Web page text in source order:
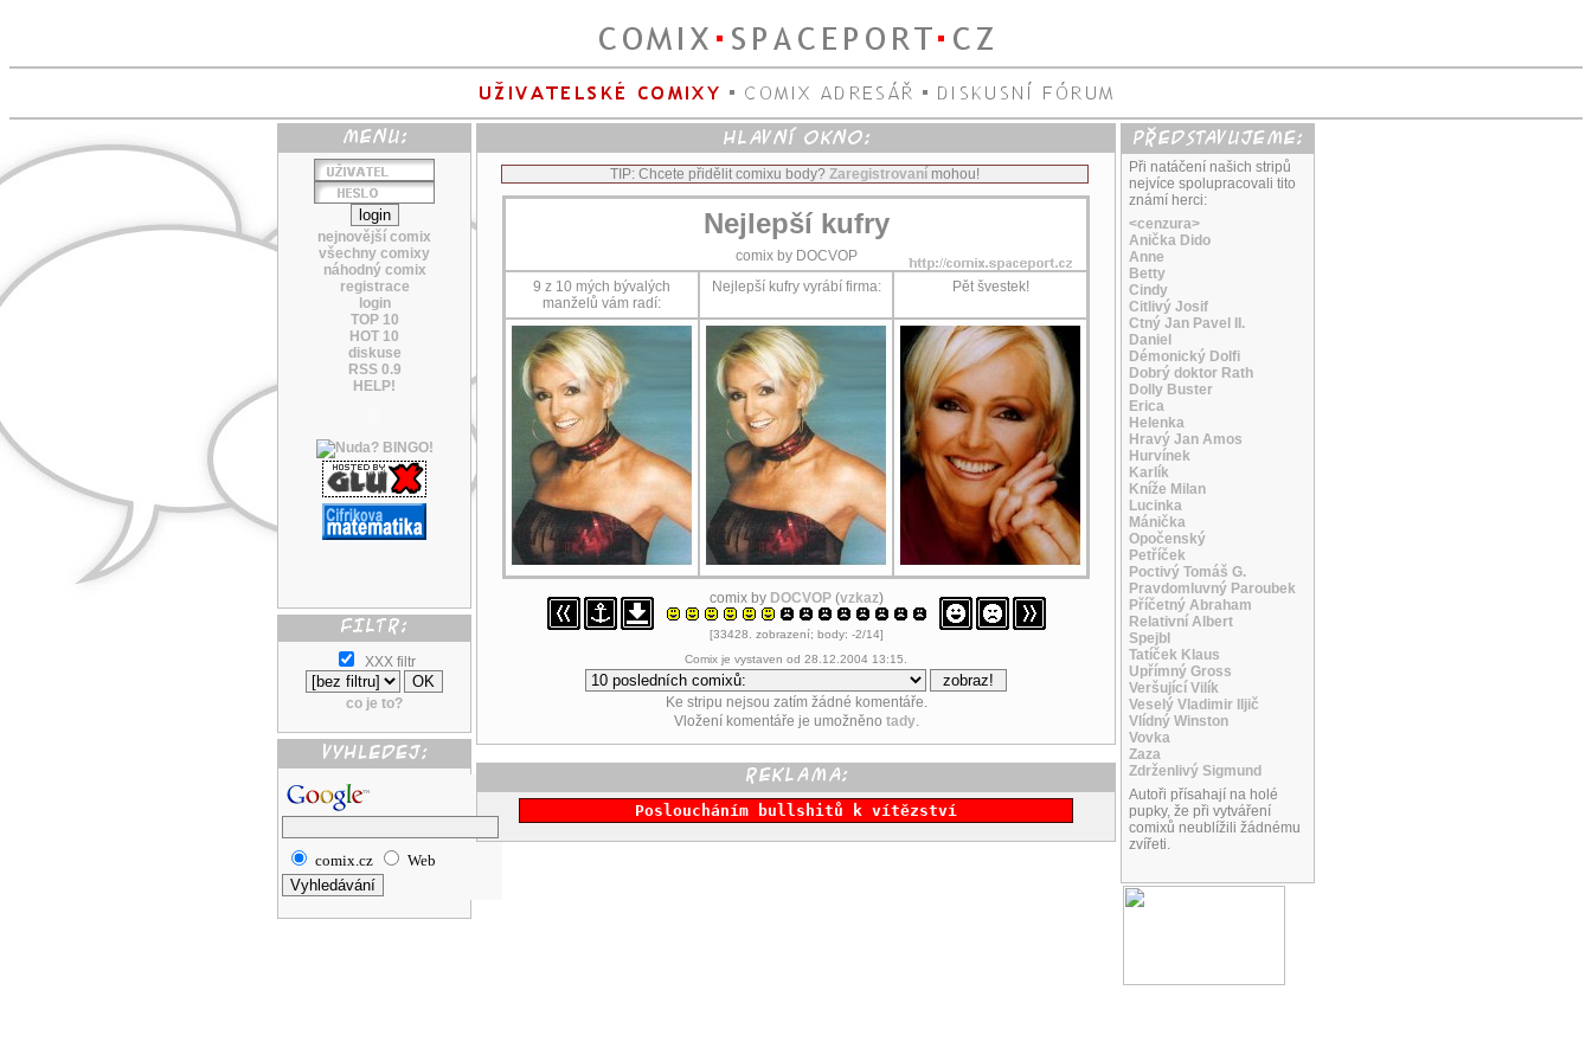
nejnovější comix
všechny comixy
náhodný comix
registrace
login
TOP 10
HOT 10
diskuse
RSS 0.9
HELP!
XXX filtr
co je to?
comix.cz Web
TIP: Chcete přidělit comixu body? Zaregistrovaní mohou!
Nejlepší kufry
comix by DOCVOP
9 z 10 mých bývalých
manželů vám radí:
Nejlepší kufry vyrábí firma: Pět švestek!
comix by DOCVOP(vzkaz)
[33428. zobrazení; body: -2/14]
Comix je vystaven od 28.12.2004 13:15.
Ke stripu nejsou zatím žádné komentáře.
Vložení komentáře je umožněno tady.
Posloucháním bullshitů k vítězství
Při natáčení našich stripů
nejvíce spolupracovali tito
známí herci:
<cenzura>
Anička Dido
Anne
Betty
Cindy
Citlivý Josif
Ctný Jan Pavel II.
Daniel
Démonický Dolfi
Dobrý doktor Rath
Dolly Buster
Erica
Helenka
Hravý Jan Amos
Hurvínek
Karlík
Kníže Milan
Lucinka
Mánička
Opočenský
Petříček
Poctivý Tomáš G.
Pravdomluvný Paroubek
Příčetný Abraham
Relativní Albert
Spejbl
Tatíček Klaus
Upřímný Gross
Veršující Vilík
Veselý Vladimir Iljič
Vlídný Winston
Vovka
Zaza
Zdrženlivý Sigmund
Autoři přísahají na holé
pupky, že při vytváření
comixů neublížili žádnému
zvířeti.